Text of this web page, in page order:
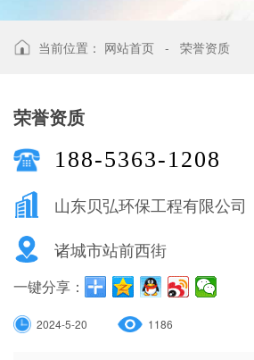
当前位置： 网站首页 - 荣誉资质
荣誉资质
188-5363-1208
山东贝弘环保工程有限公司
诸城市站前西街
一键分享：
2024-5-20 1186